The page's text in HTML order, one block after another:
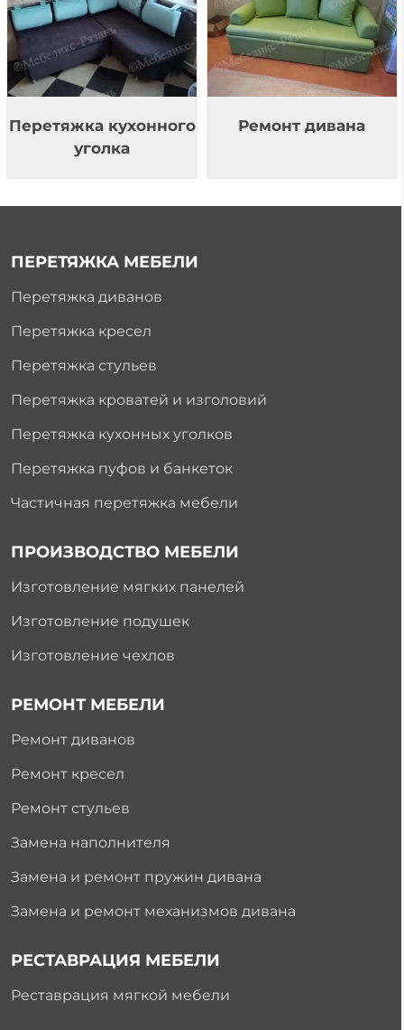
Перетяжка кухонного
уголка
Ремонт дивана
ПЕРЕТЯЖКА МЕБЕЛИ
Перетяжка диванов
Перетяжка кресел
Перетяжка стульев
Перетяжка кроватей и изголовий
Перетяжка кухонных уголков
Перетяжка пуфов и банкеток
Частичная перетяжка мебели
ПРОИЗВОДСТВО МЕБЕЛИ
Изготовление мягких панелей
Изготовление подушек
Изготовление чехлов
РЕМОНТ МЕБЕЛИ
Ремонт диванов
Ремонт кресел
Ремонт стульев
Замена наполнителя
Замена и ремонт пружин дивана
Замена и ремонт механизмов дивана
РЕСТАВРАЦИЯ МЕБЕЛИ
Реставрация мягкой мебели